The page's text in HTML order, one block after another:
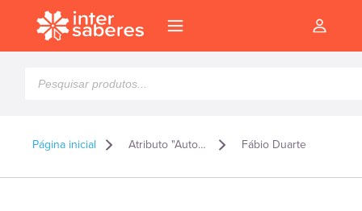
produtos
Página inicial Atributo "Autor" de produto Fábio Duarte